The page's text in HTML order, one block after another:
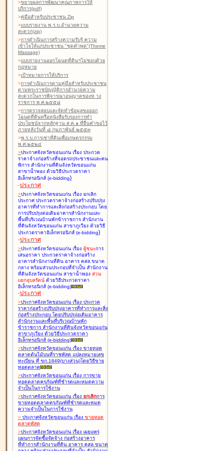
>ขยายผลการพัฒนาคุณภาพการให้
บริการ(pdf)
>คู่มือสำหรับประชาชน Zip
>แบบรายงาน พ.ร.บ.อำนวยความ
สะดวก(zip)
>การดำเนินการสร้างความรับรู้ ความ
เข้าใจให้แก่ประชาชน "ชุดคำพูด"(Theme
Massage)
>แบบรายงานออกโฉนดที่ดินฯไม่ชอบด้วย
กฎหมาย
>เป้าหมายการให้บริการ
>การดำเนินการตามคู่มือสำหรับประชาชน
ตามพระราชบัญญัติการอำนวยความ
สะดวกในการพิจารณาอนุญาตของท าง
ราชการ พ.ศ.๒๕๕๘
>การตรวจสอบและจัดทำข้อมูลขอออก
โฉนดที่ดินหรือหนังสือรับรองการทำ
ประโยชน์จากหลักฐาน ส.ค.๑ ที่ยื่นคำขอไว้
ภายหลังวันที่ ๘ กุมภาพันธ์ ๒๕๕๓
>พ.ร.บ.การเช่าที่ดินเพื่อเกษตรกรรม
พ.ศ.๒๕๒๔
>ประกาศจังหวัดขอนแก่น เรื่อง ประกวด
ราคาจ้างก่อสร้างที่จอดรถประชาชนและคน
พิการ สำนักงานที่ดินจังหวัดขอนแก่น
สาขาน้ำพอง ด้วยวิธีประกวดราคา
อิเล็กทรอนิกส์ (e-bidding)
-ประกาศ
>ประกาศจังหวัดขอนแก่น เรื่อง ยกเลิก
ประกาศ ประกวดราคาจ้างก่อสร้างปรับปรุง
อาคารที่ทำการและสิ่งก่อสร้างประกอบ โดย
การปรับปรุงต่อเติมอาคารสำนักงานและ
พื้นที่บริเวณบ้านพักข้าราชการ สำนักงาน
ที่ดินจังหวัดขอนแก่น สาขาภูเวียง ด้วยวิธี
ประกวดราคาอิเล็กทรอนิกส์ (e-bidding)
-ประกาศ
>ประกาศจังหวัดขอนแก่น เรื่อง ผู้ชนะการ
เสนอราคา ประกวดราคาจ้างก่อสร้าง
อาคารสำนักงานที่ดิน อาคาร คสล.ขนาด
กลาง พร้อมส่วนประกอบที่จำเป็น สำนักงาน
ที่ดินจังหวัดขอนแก่น สาขาน้ำพอง ส่วน
แยกอุบลรัตน์ ด้วยวิธีประกวดราคา
อิเล็กทรอนิกส์ (e-bidding)
-ประกาศ
>ประกาศจังหวัดขอนแก่น เรื่อง ประกวด
ราคาก่อสร้างปรับปรุงอาคารที่ทำการและสิ่ง
ก่อสร้างประกอบ โดยปรับปรุง่อเติมอาคาร
สำนักงานและพื้นที่บริเวณบ้านพัก
ข้าราชการ สำนักงานที่ดินจังหวัดขอนแก่น
สาขาภูเวียง ด้วยวิธีประกวดราคา
อิเล็กทรอนิกส์ (e-bidding)
>ประกาศจังหวัดขอนแก่น เรื่อง ขายทอด
ตลาดต้นไม้บนที่ราชพัสดุ แปลงหมายเลข
ทะเบียน ที่ ขก.1849(บางส่วน)โดยวิธีขาย
ทอดตลาด
>ประกาศจังหวัดขอนแก่น เรื่อง การขาย
ทอดตลาดครุภัณฑ์ที่ชำรุดและหมดความ
จำเป็นในการใช้งาน
>ประกาศจังหวัดขอนแก่น เรื่อง ยกเลิกการ
ขายทอดตลาดครุภัณฑ์ที่ชำรุดและหมด
ความจำเป็นในการใช้งาน
> ประกาศจังหวัดขอนแก่น เรื่อง ขายทอด
ตลาดพัสดุ
>ประกาศจังหวัดขอนแก่น เรื่อง เผยแพร่
แผนการจัดซื้อจัดจ้าง ก่อสร้างอาคาร
ที่ทำการสำนักงานที่ดิน อาคาร คสล.ขนาด